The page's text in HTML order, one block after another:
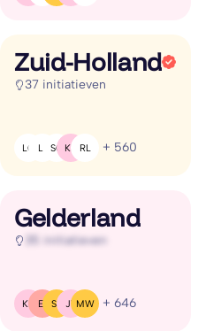
Zuid-Holland
37 initiatieven
LC L( SG KB RL + 560
Gelderland
35 initiatieven
KB EI SS JV MW + 646